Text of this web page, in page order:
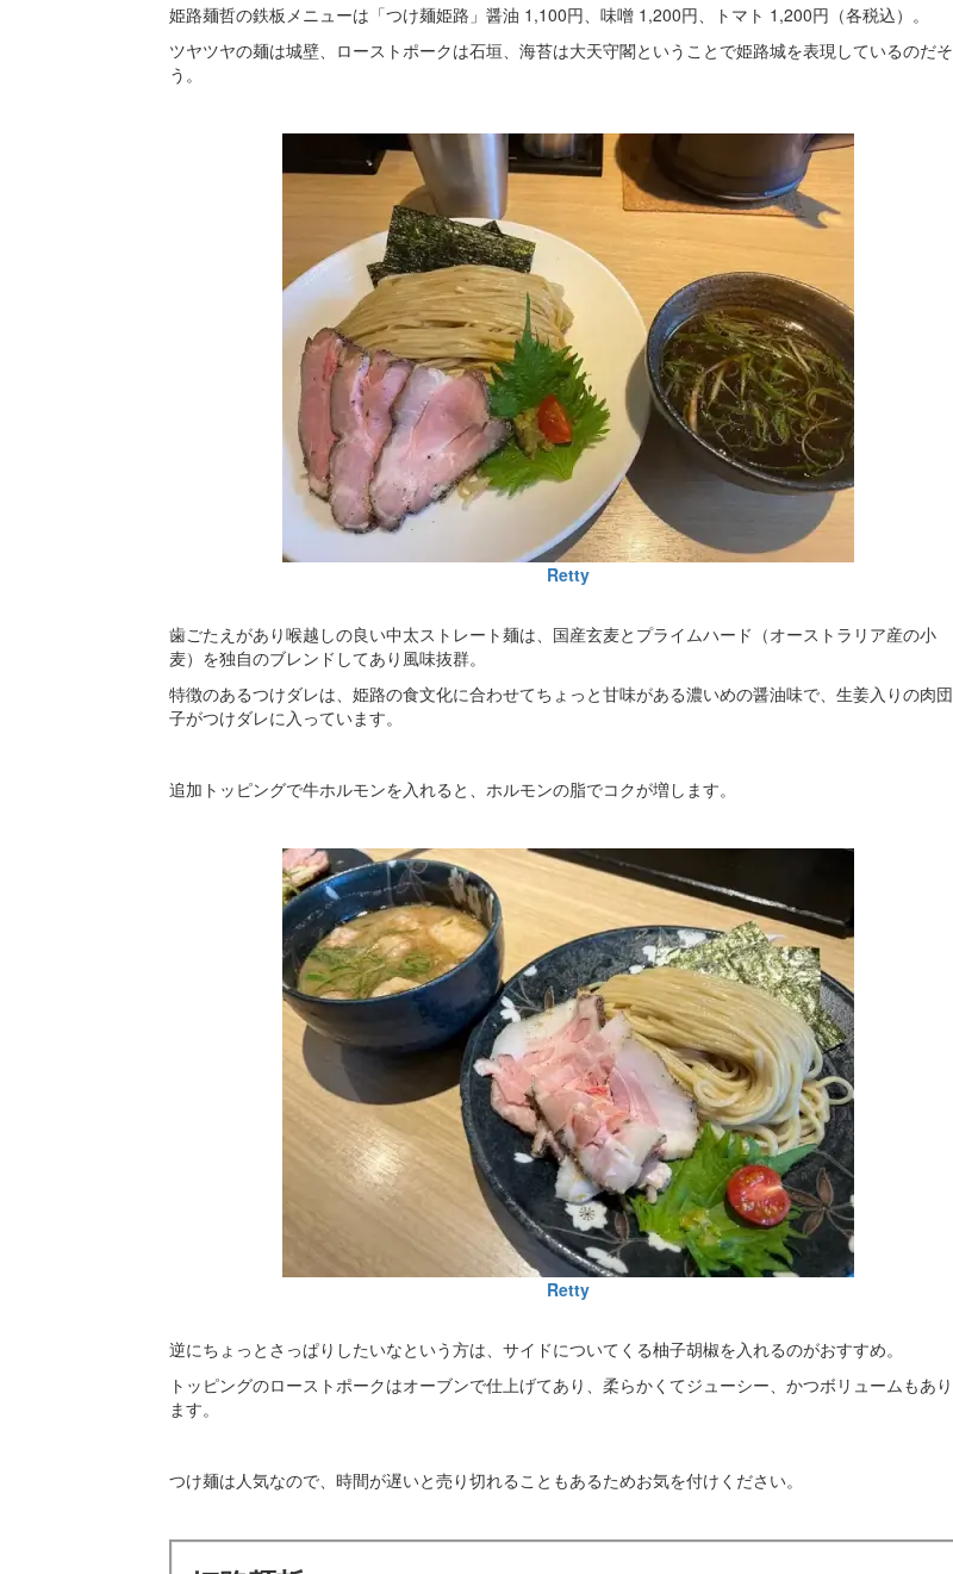
姫路麺哲の鉄板メニューは「つけ麺姫路」醤油 1,100円、味噌 1,200円、トマト 1,200円（各税込）。
ツヤツヤの麺は城壁、ローストポークは石垣、海苔は大天守閣ということで姫路城を表現しているのだそ
う。
Retty
歯ごたえがあり喉越しの良い中太ストレート麺は、国産玄麦とプライムハード（オーストラリア産の小
麦）を独自のブレンドしてあり風味抜群。
特徴のあるつけダレは、姫路の食文化に合わせてちょっと甘味がある濃いめの醤油味で、生姜入りの肉団
子がつけダレに入っています。
追加トッピングで牛ホルモンを入れると、ホルモンの脂でコクが増します。
Retty
逆にちょっとさっぱりしたいなという方は、サイドについてくる柚子胡椒を入れるのがおすすめ。
トッピングのローストポークはオーブンで仕上げてあり、柔らかくてジューシー、かつボリュームもあり
ます。
つけ麺は人気なので、時間が遅いと売り切れることもあるためお気を付けください。